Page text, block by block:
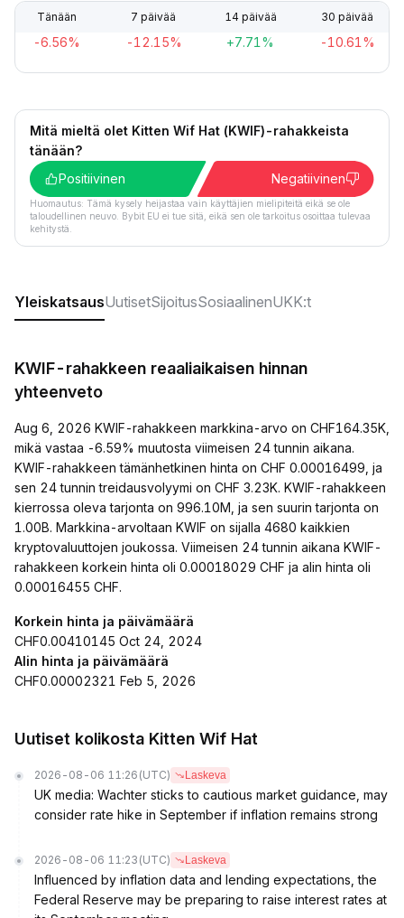
Tänään 7 päivää 14 päivää 30 päivää
-6.56% -12.15% +7.71% -10.61%
Mitä mieltä olet Kitten Wif Hat (KWIF)-rahakkeista
tänään?
Positiivinen
Negatiivinen
Huomautus: Tämä kysely heijastaa vain käyttäjien mielipiteitä eikä se ole
taloudellinen neuvo. Bybit EU ei tue sitä, eikä sen ole tarkoitus osoittaa tulevaa
kehitystä.
YleiskatsausUutisetSijoitusSosiaalinenUKK:t
KWIF-rahakkeen reaaliaikaisen hinnan
yhteenveto
Aug 6, 2026 KWIF-rahakkeen markkina-arvo on CHF164.35K,
mikä vastaa -6.59% muutosta viimeisen 24 tunnin aikana.
KWIF-rahakkeen tämänhetkinen hinta on CHF 0.00016499, ja
sen 24 tunnin treidausvolyymi on CHF 3.23K. KWIF-rahakkeen
kierrossa oleva tarjonta on 996.10M, ja sen suurin tarjonta on
1.00B. Markkina-arvoltaan KWIF on sijalla 4680 kaikkien
kryptovaluuttojen joukossa. Viimeisen 24 tunnin aikana KWIF-
rahakkeen korkein hinta oli 0.00018029 CHF ja alin hinta oli
0.00016455 CHF.
Korkein hinta ja päivämäärä
CHF0.00410145 Oct 24, 2024
Alin hinta ja päivämäärä
CHF0.00002321 Feb 5, 2026
Uutiset kolikosta Kitten Wif Hat
2026-08-06 11:26 (UTC) Laskeva
UK media: Wachter sticks to cautious market guidance, may
consider rate hike in September if inflation remains strong
2026-08-06 11:23 (UTC) Laskeva
Influenced by inflation data and lending expectations, the
Federal Reserve may be preparing to raise interest rates at